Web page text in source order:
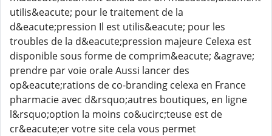
utilis&eacute; pour le traitement de la
d&eacute;pression Il est utilis&eacute; pour les
troubles de la d&eacute;pression majeure Celexa est
disponible sous forme de comprim&eacute; &agrave;
prendre par voie orale Aussi lancer des
op&eacute;rations de co-branding celexa en France
pharmacie avec d&rsquo;autres boutiques, en ligne
l&rsquo;option la moins co&ucirc;teuse est de
cr&eacute;er votre site cela vous permet